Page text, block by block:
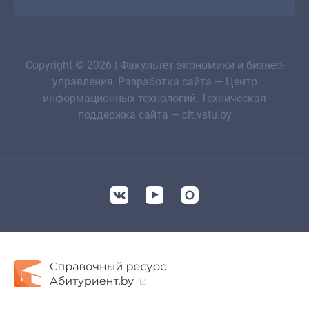
Copyright © 2026 | Факультет экономики и бизнес-
управления, Разработка сайта — Центр
информационных технологий, Техническая
поддержка сайта — cit.vstu.by